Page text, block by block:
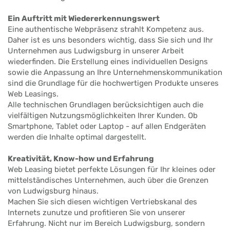
Ein Auftritt mit Wiedererkennungswert
Eine authentische Webpräsenz strahlt Kompetenz aus.
Daher ist es uns besonders wichtig, dass Sie sich und Ihr
Unternehmen aus Ludwigsburg in unserer Arbeit
wiederfinden. Die Erstellung eines individuellen Designs
sowie die Anpassung an Ihre Unternehmenskommunikation
sind die Grundlage für die hochwertigen Produkte unseres
Web Leasings.
Alle technischen Grundlagen berücksichtigen auch die
vielfältigen Nutzungsmöglichkeiten Ihrer Kunden. Ob
Smartphone, Tablet oder Laptop - auf allen Endgeräten
werden die Inhalte optimal dargestellt.
Kreativität, Know-how und Erfahrung
Web Leasing bietet perfekte Lösungen für Ihr kleines oder
mittelständisches Unternehmen, auch über die Grenzen
von Ludwigsburg hinaus.
Machen Sie sich diesen wichtigen Vertriebskanal des
Internets zunutze und profitieren Sie von unserer
Erfahrung. Nicht nur im Bereich Ludwigsburg, sondern